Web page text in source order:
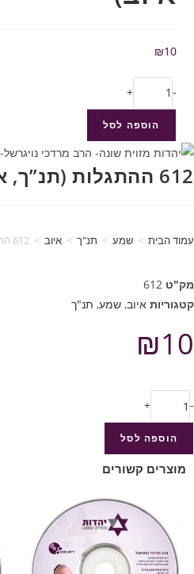
₪10
-
+
הוספה לסל
612 ההתגלות (תנ”ך, איוב)
עמוד הבית > שמע > תנ"ך > איוב > 612 ההתגלות (תנ”ך, איוב)
מק"ט 612
קטגוריות איוב, שמע, תנ"ך
₪10
-
+
הוספה לסל
מוצרים קשורים